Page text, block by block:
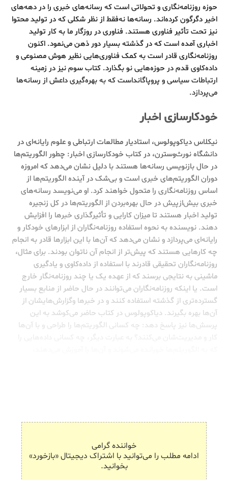
حوزه روزنامه‌نگاری و تحولاتی است که رسانه‌های خبری را در دهه‌های
اخیر دگرگون کرده‌اند. رسانه‌ها نه‌فقط از نظر شکلی که در تولید محتوا
نیز تحت تأثیر فناوری هستند. فناوری در روزگار ما به کار تولید
اخباری آمده است که در گذشته بسیار دور ذهن می‌نمود. اکنون
روزنامه‌نگاری قادر است به کمک فناوری‌هایی نظیر هوش مصنوعی و
داده‌کاوی قدم در حوزه‌هایی نو بگذارد. کتاب سوم نیز در زمینه
ارتباطات سیاسی و پروپاگانداست که به بهره‌گیری داعش از رسانه‌ها
می‌پردازد.
خودکارسازی اخبار
نیکلاس دیاکوپولوس، استادیار مطالعات ارتباطی و علوم رایانه‌ای در
دانشگاه نورث‌وسترن، در کتاب خودکارسازی اخبار: چطور الگوریتم‌ها
در حال بازنویسی رسانه‌ها هستند با دلیل نشان می‌دهد که امروزه
دوران الگوریتم‌های خبری است و بی‌شک در آینده الگوریتم‌ها از
اساس روزنامه‌نگاری را متحول خواهند کرد. او می‌نویسد رسانه‌های
خبری بیش‌ازپیش در حال بهره‌بردن از الگوریتم‌ها در کل زنجیره
تولید اخبار هستند تا میزان کارایی و تأثیرگذاری خبرها را افزایش
دهند. نویسنده به نحوه استفاده روزنامه‌نگاران از ابزارهای خودکار و
رایانه‌ای می‌پردازد و نشان می‌دهد که آن‌ها با این ابزارها قادر به انجام
چه کارهایی هستند که پیش‌تر از انجام آن ناتوان بودند. برای مثال،
روزنامه‌نگاران تحقیقی قادرند با استفاده از داده‌کاوی و یادگیری
ماشینی به نتایجی برسند که از عهده یک یا چند روزنامه‌نگار خارج
است. یا اینکه روزنامه‌نگاران می‌توانند در حال حاضر از منابع بسیار
گسترده‌تری از گذشته استفاده کنند و در خبرها وگزارش‌هایشان از
آن‌ها بهره بگیرند. دیاکوپولوس در کتاب حاضر می‌کوشد به این
پرسش‌ها نیز پاسخ دهد: چه کسانی الگوریتم‌ها را طراحی و با آن‌ها
خواننده گرامی
ادامه مطلب را می‌توانید با اشتراک دیجیتال «بازخورد»
بخوانید.